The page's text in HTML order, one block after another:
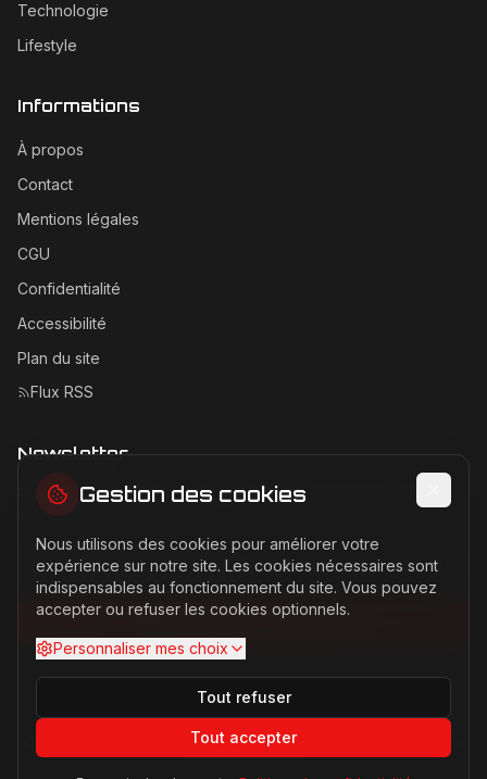
Technologie
Lifestyle
Informations
À propos
Contact
Mentions légales
CGU
Confidentialité
Accessibilité
Plan du site
Flux RSS
Newsletter
Recevez les dernières actualités Ferrari directement dans
Adresse email pour la newsletter
S'abonner à la newsletter
Ferrari Passion. Tous droits réservés. Site non affilié à
Gestion des cookies
Nous utilisons des cookies pour améliorer votre
expérience sur notre site. Les cookies nécessaires sont
indispensables au fonctionnement du site. Vous pouvez
accepter ou refuser les cookies optionnels.
Personnaliser mes choix
Tout refuser
Tout accepter